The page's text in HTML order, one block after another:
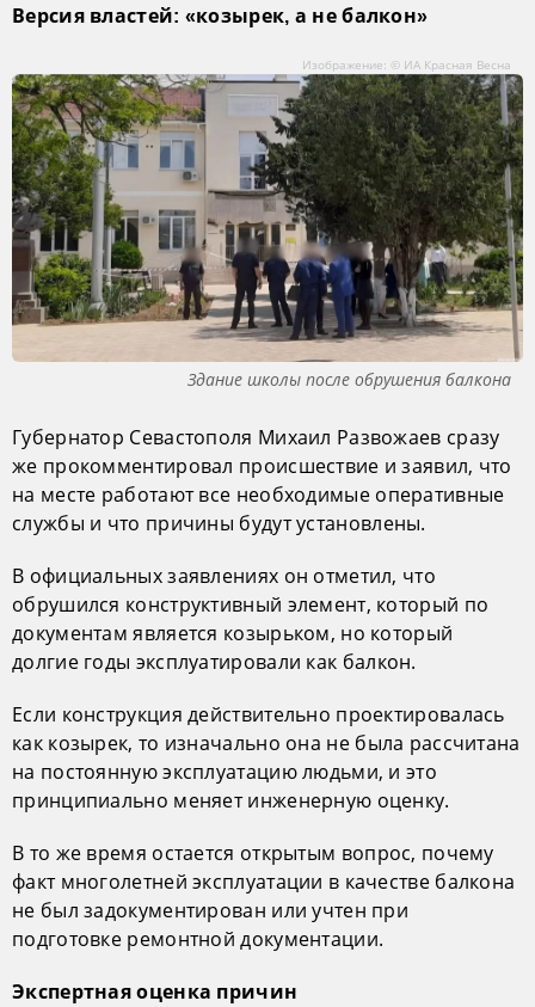
Версия властей: «козырек, а не балкон»
Изображение: © ИА Красная Весна
Здание школы после обрушения балкона
Губернатор Севастополя Михаил Развожаев сразу
же прокомментировал происшествие и заявил, что
на месте работают все необходимые оперативные
службы и что причины будут установлены.
В официальных заявлениях он отметил, что
обрушился конструктивный элемент, который по
документам является козырьком, но который
долгие годы эксплуатировали как балкон.
Если конструкция действительно проектировалась
как козырек, то изначально она не была рассчитана
на постоянную эксплуатацию людьми, и это
принципиально меняет инженерную оценку.
В то же время остается открытым вопрос, почему
факт многолетней эксплуатации в качестве балкона
не был задокументирован или учтен при
подготовке ремонтной документации.
Экспертная оценка причин